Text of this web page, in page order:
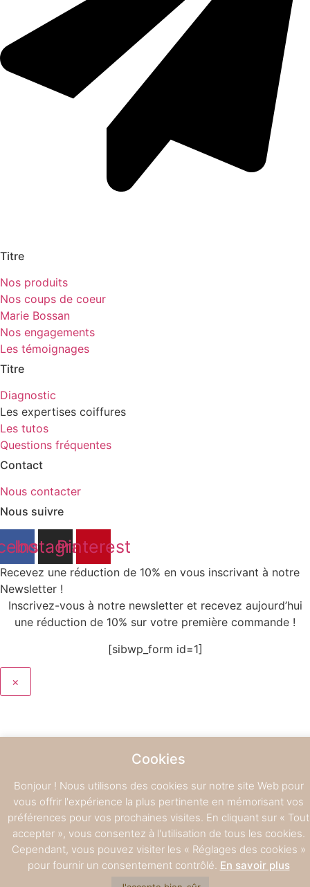
Titre
Nos produits
Nos coups de coeur
Marie Bossan
Nos engagements
Les témoignages
Titre
Diagnostic
Les expertises coiffures
Les tutos
Questions fréquentes
Contact
Nous contacter
Nous suivre
Instagram
Pinterest
Cookies
Bonjour ! Nous utilisons des cookies sur notre site Web pour
vous offrir l'expérience la plus pertinente en mémorisant vos
préférences pour vos prochaines visites. En cliquant sur « Tout
accepter », vous consentez à l'utilisation de tous les cookies.
Cependant, vous pouvez visiter les « Réglages des cookies »
pour fournir un consentement contrôlé. En savoir plus
Recevez une réduction de 10% en vous inscrivant à notre
Newsletter !
Inscrivez-vous à notre newsletter et recevez aujourd’hui
une réduction de 10% sur votre première commande !
[sibwp_form id=1]
×
X
En moins de 3 minutes, réalisez votre diagnostic pour commander
vos soins sur-mesure